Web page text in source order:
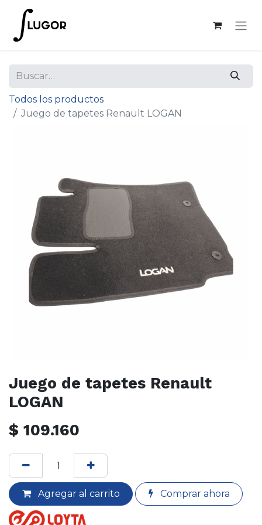
Todos los productos
Juego de tapetes Renault LOGAN
Juego de tapetes Renault
LOGAN
$ 109.160
Agregar al carrito Comprar ahora